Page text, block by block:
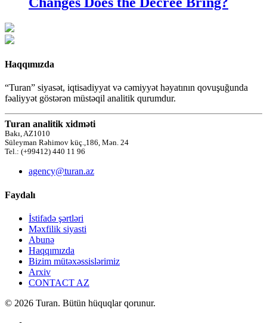
Haqqımızda
“Turan” siyasət, iqtisadiyyat və cəmiyyət həyatının qovuşuğunda
fəaliyyət göstərən müstəqil analitik qurumdur.
Turan analitik xidməti
Bakı, AZ1010
Süleyman Rəhimov küç.,186, Mən. 24
Tel.: (+99412) 440 11 96
agency@turan.az
Faydalı
İstifadə şərtləri
Məxfilik siyasti
Abunə
Haqqımızda
Bizim mütəxəssislərimiz
Arxiv
CONTACT AZ
© 2026 Turan. Bütün hüquqlar qorunur.